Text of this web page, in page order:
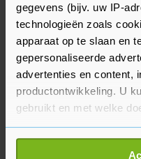
gegevens (bijv. uw IP-
technologieën zoals
apparaat op te slaan en
gepersonaliseerde
advertenties en content,
productontwikkeling. U
gebruikt en met welke
Als u het toestaat, willen